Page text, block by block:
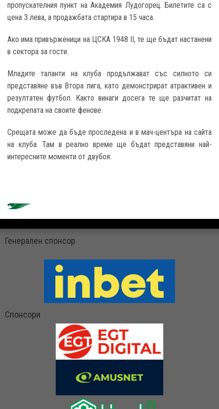
пропускателния пункт на Академия Лудогорец. Билетите са с
цена 3 лева, а продажбата стартира в 15 часа.
Ако има привърженици на ЦСКА 1948 II, те ще бъдат настанени
в сектора за гости.
Младите таланти на клуба продължават със силното си
представяне във Втора лига, като демонстрират атрактивен и
резултатен футбол. Както винаги досега те ще разчитат на
подкрепата на своите фенове.
Срещата може да бъде проследена и в мач-центъра на сайта
на клуба. Там в реално време ще бъдат представяни най-
интересните моменти от двубоя.
Генерален спонсор
Спонсори